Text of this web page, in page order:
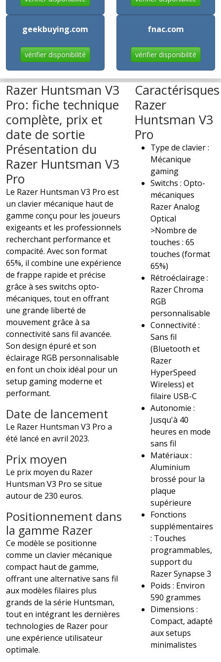
geekbuying.com
vérifier disponibilité
fnac.com
vérifier disponibilité
Razer Huntsman V3
Pro: fiche technique
complète, prix et
date de sortie
Présentation du
Razer Huntsman V3
Pro
Le Razer Huntsman V3 Pro est
un clavier mécanique haut de
gamme conçu pour les joueurs
exigeants et les professionnels
recherchant performance et
compacité. Avec son format
65%, il combine une expérience
de frappe rapide et précise
grâce à ses switchs opto-
mécaniques, tout en offrant
une grande liberté de
mouvement grâce à sa
connectivité sans fil avancée.
Son design épuré et son
éclairage RGB personnalisable
en font un choix idéal pour un
setup gaming moderne et
performant.
Date de lancement
Le Razer Huntsman V3 Pro a
été lancé en avril 2023.
Prix moyen
Le prix moyen du Razer
Huntsman V3 Pro se situe
autour de 230 euros.
Positionnement dans
la gamme Razer
Ce modèle se positionne
comme un clavier mécanique
compact haut de gamme,
offrant une alternative sans fil
aux modèles filaires plus
grands de la série Huntsman,
tout en intégrant les dernières
technologies de Razer pour
une expérience utilisateur
optimale.
Caractérisques
Razer
Huntsman V3
Pro
Type de clavier :
Mécanique
gaming
Switchs : Opto-
mécaniques
Razer Analog
Optical
>Nombre de
touches : 65
touches (format
65%)
Rétroéclairage :
Razer Chroma
RGB
personnalisable
Connectivité :
Sans fil
(Bluetooth et
Razer
HyperSpeed
Wireless) et
filaire USB-C
Autonomie :
Jusqu'à 40
heures en mode
sans fil
Matériaux :
Aluminium
brossé pour la
plaque
supérieure
Fonctions
supplémentaires
: Touches
programmables,
support du
Razer Synapse 3
Poids : Environ
590 grammes
Dimensions :
Compact, adapté
aux setups
minimalistes